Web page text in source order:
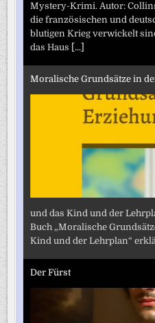
Mystery-Krimi. Autor:
die französischen und
blutigen Krieg verwickelt
das Haus [...]
Moralische Grundsätze in
und das Kind und der
Buch „Moralische
Kind und der Lehrplan“
Der Fürst